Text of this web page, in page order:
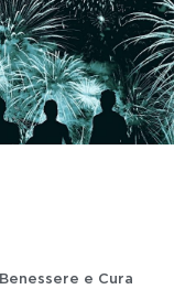
Benessere e Cura